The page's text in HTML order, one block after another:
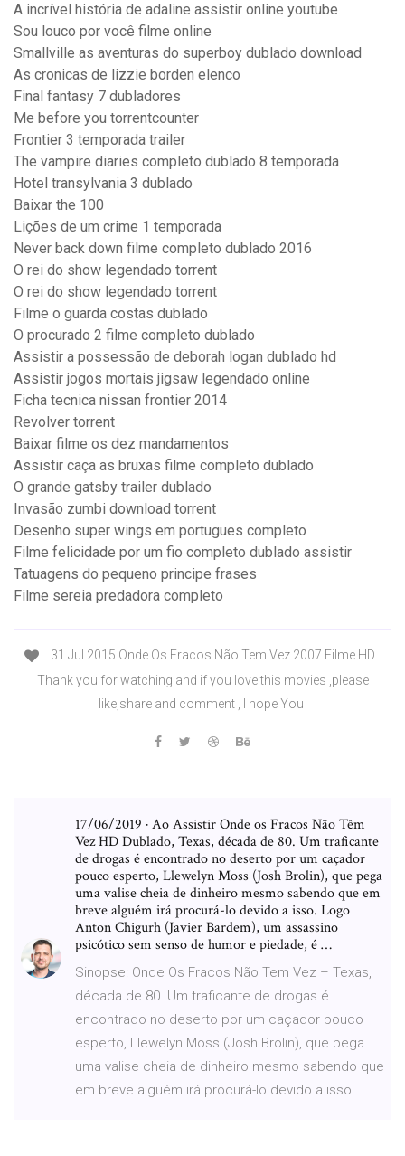
A incrível história de adaline assistir online youtube
Sou louco por você filme online
Smallville as aventuras do superboy dublado download
As cronicas de lizzie borden elenco
Final fantasy 7 dubladores
Me before you torrentcounter
Frontier 3 temporada trailer
The vampire diaries completo dublado 8 temporada
Hotel transylvania 3 dublado
Baixar the 100
Lições de um crime 1 temporada
Never back down filme completo dublado 2016
O rei do show legendado torrent
O rei do show legendado torrent
Filme o guarda costas dublado
O procurado 2 filme completo dublado
Assistir a possessão de deborah logan dublado hd
Assistir jogos mortais jigsaw legendado online
Ficha tecnica nissan frontier 2014
Revolver torrent
Baixar filme os dez mandamentos
Assistir caça as bruxas filme completo dublado
O grande gatsby trailer dublado
Invasão zumbi download torrent
Desenho super wings em portugues completo
Filme felicidade por um fio completo dublado assistir
Tatuagens do pequeno principe frases
Filme sereia predadora completo
31 Jul 2015 Onde Os Fracos Não Tem Vez 2007 Filme HD .
Thank you for watching and if you love this movies ,please
like,share and comment , I hope You
17/06/2019 · Ao Assistir Onde os Fracos Não Têm
Vez HD Dublado, Texas, década de 80. Um traficante
de drogas é encontrado no deserto por um caçador
pouco esperto, Llewelyn Moss (Josh Brolin), que pega
uma valise cheia de dinheiro mesmo sabendo que em
breve alguém irá procurá-lo devido a isso. Logo
Anton Chigurh (Javier Bardem), um assassino
psicótico sem senso de humor e piedade, é …
Sinopse: Onde Os Fracos Não Tem Vez – Texas,
década de 80. Um traficante de drogas é
encontrado no deserto por um caçador pouco
esperto, Llewelyn Moss (Josh Brolin), que pega
uma valise cheia de dinheiro mesmo sabendo que
em breve alguém irá procurá-lo devido a isso.